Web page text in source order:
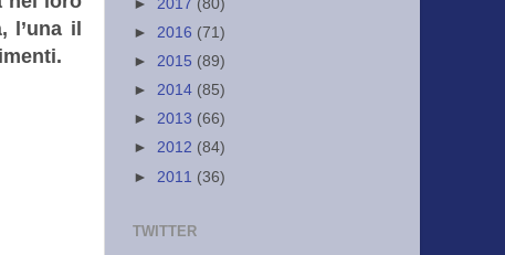
il
► 2017 (80)
► 2016 (71)
► 2015 (89)
► 2014 (85)
► 2013 (66)
► 2012 (84)
► 2011 (36)
TWITTER